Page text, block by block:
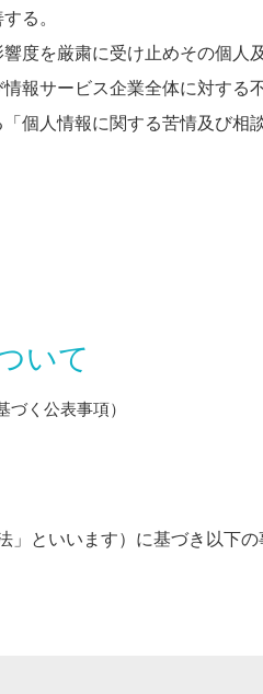
る。
度を厳粛に受け止めその個人
報サービス企業全体に対する
個人情報に関する苦情及び相
いて
づく公表事項）
といいます）に基づき以下の